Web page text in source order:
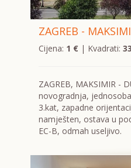
ZAGREB -
Cijena: 1 €| Kvadrati:
ZAGREB, MAKSIMIR -
novogradnja,
3.kat, zapadne
namješten, ostava u
EC-B, odmah useljivo.